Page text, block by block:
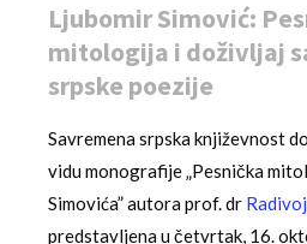
Ljubomir Simović:
mitologija i doživljaj
srpske poezije
Savremena srpska književnost
vidu monografije „Pesnička
Simovića” autora prof. dr
predstavljena u četvrtak, 16.